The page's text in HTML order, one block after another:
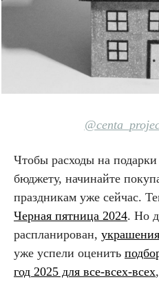
Чтобы расходы на
бюджету, начинайте
праздникам уже сейчас.
Черная пятница 2024. Но
распланирован,
уже успели оценить
год 2025 для все-всех-всех